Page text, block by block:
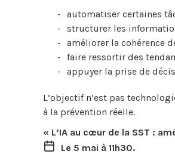
automatiser certaines
structurer les
améliorer la cohérence
faire ressortir des
appuyer la prise de
L’objectif n’est pas
à la prévention réelle.
« L’IA au cœur de la SST :
Le 5 mai à 11h30.